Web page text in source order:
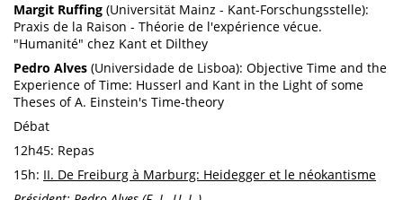
Margit Ruffing (Universität Mainz - Kant-Forschungsstelle):
Praxis de la Raison - Théorie de l'expérience vécue.
"Humanité" chez Kant et Dilthey
Pedro Alves (Universidade de Lisboa): Objective Time and the
Experience of Time: Husserl and Kant in the Light of some
Theses of A. Einstein's Time-theory
Débat
12h45: Repas
15h: II. De Freiburg à Marburg: Heidegger et le néokantisme